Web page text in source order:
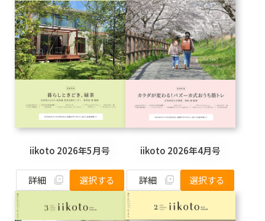
iikoto 2026年5月号
詳細 選択する
iikoto 2026年4月号
詳細 選択する